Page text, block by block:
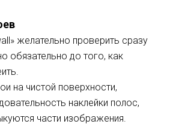
желательно проверить сразу
обязательно до того, как
на чистой поверхности,
наклейки полос,
части изображения.